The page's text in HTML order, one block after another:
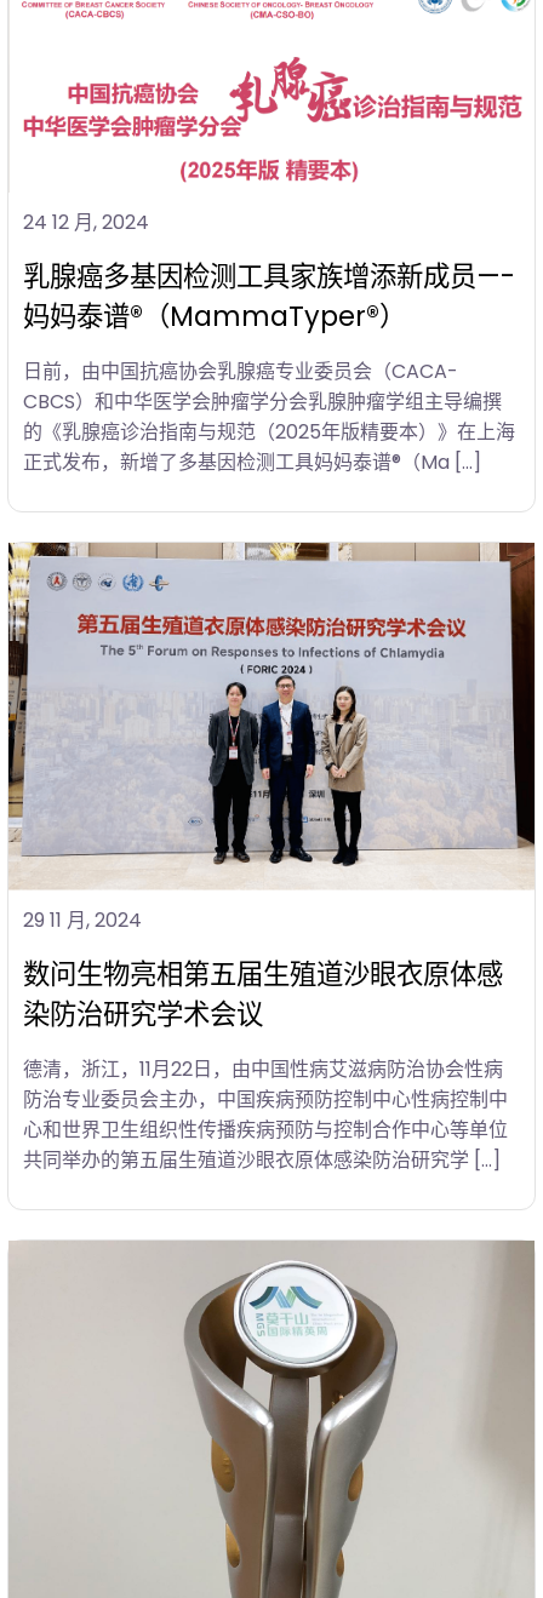
24 12 月, 2024
乳腺癌多基因检测工具家族增添新成员—-
妈妈泰谱®（MammaTyper®）
日前，由中国抗癌协会乳腺癌专业委员会（CACA-
CBCS）和中华医学会肿瘤学分会乳腺肿瘤学组主导编撰
的《乳腺癌诊治指南与规范（2025年版精要本）》在上海
正式发布，新增了多基因检测工具妈妈泰谱®（Ma […]
29 11 月, 2024
数问生物亮相第五届生殖道沙眼衣原体感
染防治研究学术会议
德清，浙江，11月22日，由中国性病艾滋病防治协会性病
防治专业委员会主办，中国疾病预防控制中心性病控制中
心和世界卫生组织性传播疾病预防与控制合作中心等单位
共同举办的第五届生殖道沙眼衣原体感染防治研究学 […]